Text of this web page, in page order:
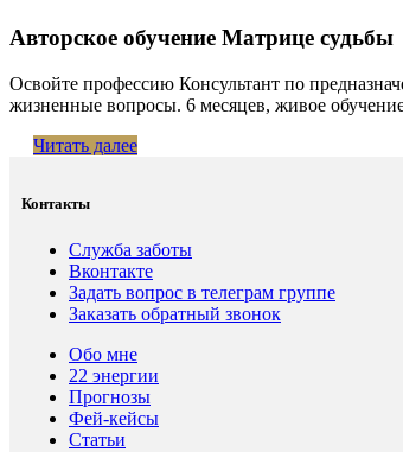
Авторское обучение Матрице судьбы
Освойте профессию Консультант по
жизненные вопросы. 6 месяцев, живое
Читать далее
Контакты
Служба заботы
Вконтакте
Задать вопрос в телеграм группе
Заказать обратный звонок
Обо мне
22 энергии
Прогнозы
Фей-кейсы
Статьи